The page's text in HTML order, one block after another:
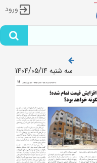
ورود
سه شنبه 1404/05/14